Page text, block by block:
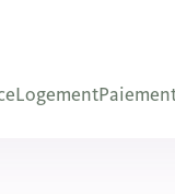
Logement